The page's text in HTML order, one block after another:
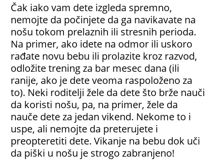
Čak iako vam dete izgleda spremno,
nemojte da počinjete da ga navikavate na
nošu tokom prelaznih ili stresnih perioda.
Na primer, ako idete na odmor ili uskoro
rađate novu bebu ili prolazite kroz razvod,
odložite trening za bar mesec dana (ili
ranije, ako je dete veoma raspoloženo za
to). Neki roditelji žele da dete što brže nauči
da koristi nošu, pa, na primer, žele da
nauče dete za jedan vikend. Nekome to i
uspe, ali nemojte da preterujete i
preopteretiti dete. Vikanje na bebu dok uči
da piški u nošu je strogo zabranjeno!